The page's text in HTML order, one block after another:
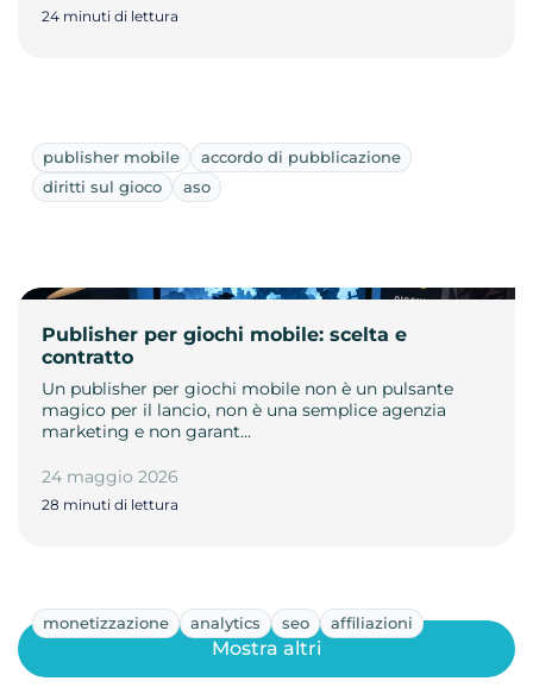
24 minuti di lettura
publisher mobile
accordo di pubblicazione
diritti sul gioco
aso
Publisher per giochi mobile: scelta e
contratto
Un publisher per giochi mobile non è un pulsante
magico per il lancio, non è una semplice agenzia
marketing e non garant…
24 maggio 2026
28 minuti di lettura
monetizzazione analytics seo affiliazioni
Mostra altri